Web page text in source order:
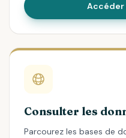
Accéder
Consulter les
Parcourez les bases de